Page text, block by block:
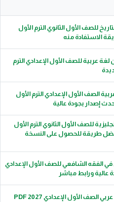
للصف الأول الثانوي الترم الأول
عربية للصف الأول الإعدادي الترم
الصف الأول الإعدادي الترم الأول
للصف الأول الثانوي الترم الأول
وأفضل طريقة للحصول على النسخة
الفقه الشافعي للصف الأول الإعدادي
📓 تحميل ملحق سلاح التلميذ عربي الصف الأول الإعدادي 2027 PDF